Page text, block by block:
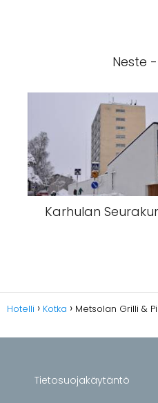
Neste
Karhulan
Hotelli Kotka Metsolan Grilli &
Tietosuojakäytäntö